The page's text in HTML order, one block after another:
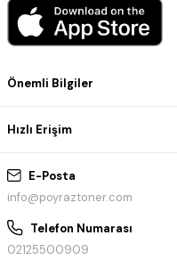
E-Posta
info@poyraztoner.com
Telefon Numarası
02125500909
Önemli Bilgiler
Hızlı Erişim